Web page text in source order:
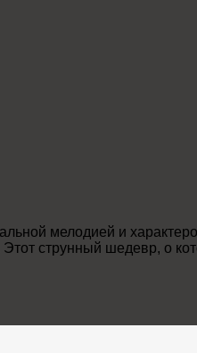
мелодией и
струнный шедевр, о